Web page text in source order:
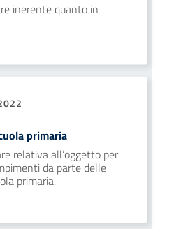
inerente quanto in
primaria
relativa all’oggetto per
da parte delle
primaria.